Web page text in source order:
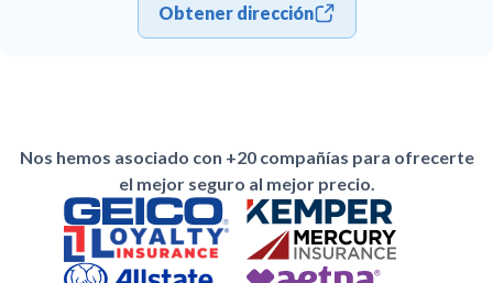
Obtener dirección
Nos hemos asociado con +20 compañías para ofrecerte
el mejor seguro al mejor precio.